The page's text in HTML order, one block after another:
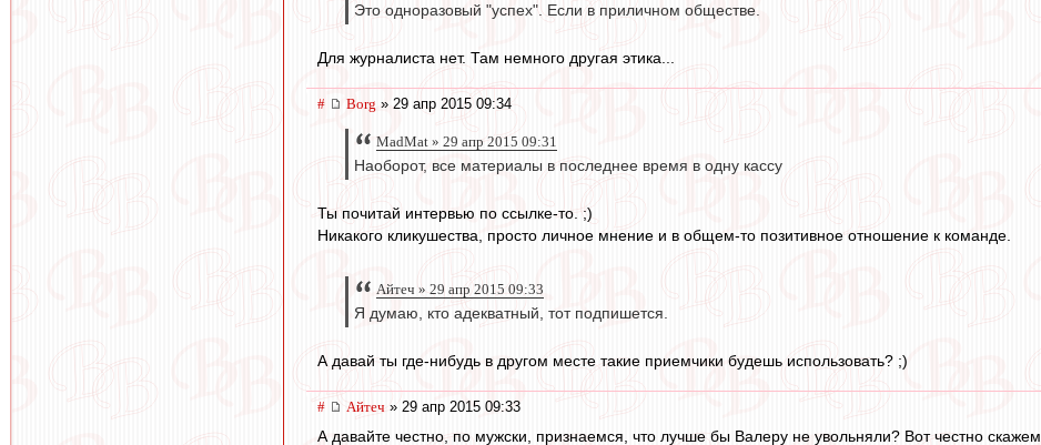
Это одноразовый "успех". Если в приличном обществе.
Для журналиста нет. Там немного другая этика...
# Borg » 29 апр 2015 09:34
MadMat » 29 апр 2015 09:31
Наоборот, все материалы в последнее время в одну кассу
Ты почитай интервью по ссылке-то. ;)
Никакого кликушества, просто личное мнение и в общем-то позитивное отношение к команде.
Айтеч » 29 апр 2015 09:33
Я думаю, кто адекватный, тот подпишется.
А давай ты где-нибудь в другом месте такие приемчики будешь использовать? ;)
# Айтеч » 29 апр 2015 09:33
А давайте честно, по мужски, признаемся, что лучше бы Валеру не увольняли? Вот честно скажем.